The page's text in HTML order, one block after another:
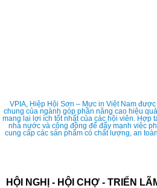
VPIA, Hiệp Hội Sơn – Mực in Việt Nam
chung của ngành góp phần nâng cao hiệu
mang lại lợi ích tốt nhất của các hội viên. Hợp
nhà nước và cộng đồng để đẩy mạnh việc
cung cấp các sản phẩm có chất lượng, an
HỘI NGHỊ - HỘI CHỢ - TRIỂN